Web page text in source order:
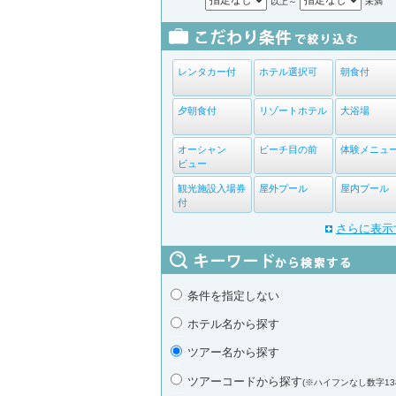
レンタカー付 ホテル選択可 朝食付
夕朝食付 リゾートホテル 大浴場
オーシャン
ビュー
ビーチ目の前 体験メニュ
観光施設入場券
付
屋外プール 屋内プール
さらに表示
条件を指定しない
ホテル名から探す
ツアー名から探す
ツアーコードから探す(※ハイフンなし数字13